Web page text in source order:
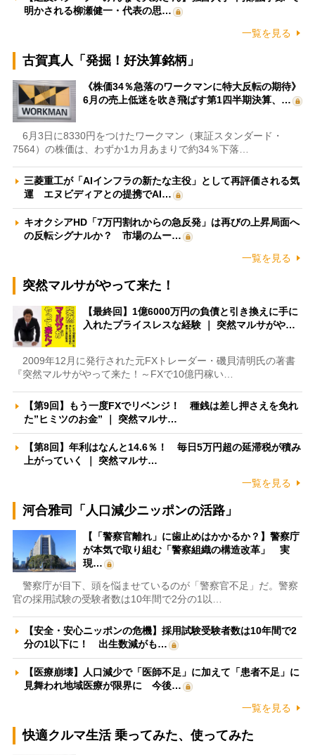
明かされる柳瀬健一・代表の思…
一覧を見る
古賀真人「発掘！好決算銘柄」
《株価34％急落のワークマンに特大反転の期待》
6月の売上低迷を吹き飛ばす第1四半期決算、…
6月3日に8330円をつけたワークマン（東証スタンダード・
7564）の株価は、わずか1カ月あまりで約34％下落…
三菱重工が「AIインフラの新たな主役」として再評価される気
運 エヌビディアとの提携でAI…
キオクシアHD「7万円割れからの急反発」は再びの上昇局面へ
の反転シグナルか？ 市場のムー…
一覧を見る
突然マルサがやって来た！
【最終回】1億6000万円の負債と引き換えに手に
入れたプライスレスな経験 ｜ 突然マルサがや…
2009年12月に発行された元FXトレーダー・磯貝清明氏の著書
『突然マルサがやって来た！～FXで10億円稼い…
【第9回】もう一度FXでリベンジ！ 種銭は差し押さえを免れ
た”ヒミツのお金” ｜ 突然マルサ…
【第8回】年利はなんと14.6％！ 毎日5万円超の延滞税が積み
上がっていく ｜ 突然マルサ…
一覧を見る
河合雅司「人口減少ニッポンの活路」
【「警察官離れ」に歯止めはかかるか？】警察庁
が本気で取り組む「警察組織の構造改革」 実
現…
警察庁が目下、頭を悩ませているのが「警察官不足」だ。警察
官の採用試験の受験者数は10年間で2分の1以…
【安全・安心ニッポンの危機】採用試験受験者数は10年間で2
分の1以下に！ 出生数減がも…
【医療崩壊】人口減少で「医師不足」に加えて「患者不足」に
見舞われ地域医療が限界に 今後…
一覧を見る
快適クルマ生活 乗ってみた、使ってみた